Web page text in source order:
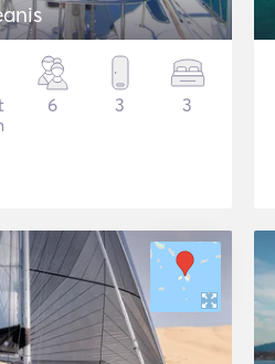
6 3 3